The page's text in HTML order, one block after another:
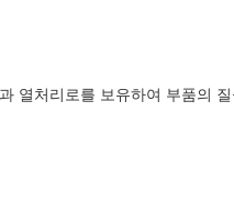
열처리로를 보유하여 부품의